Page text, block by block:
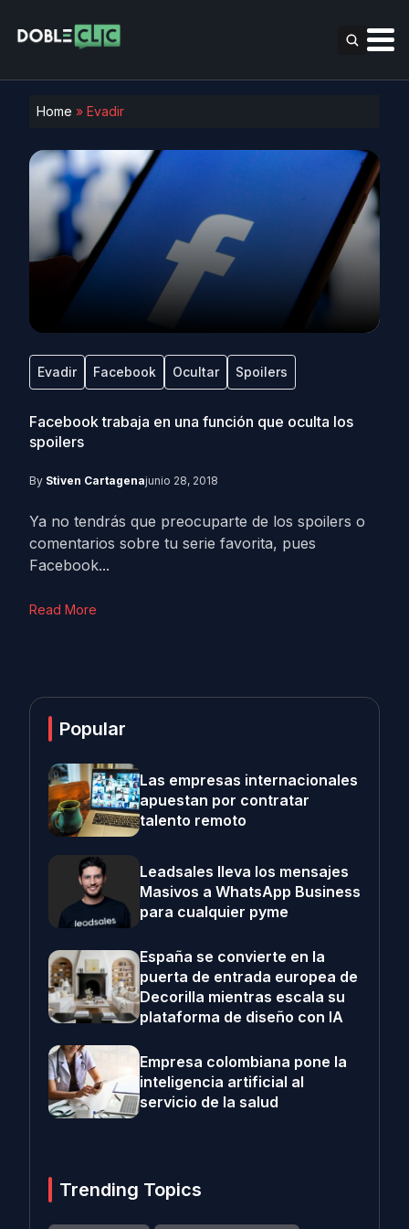
Home » Evadir
Evadir Facebook Ocultar Spoilers
Facebook trabaja en una función que oculta los
spoilers
By Stiven Cartagenajunio 28, 2018
Ya no tendrás que preocuparte de los spoilers o
comentarios sobre tu serie favorita, pues
Facebook...
Read More
Popular
Las empresas internacionales
apuestan por contratar
talento remoto
Leadsales lleva los mensajes
Masivos a WhatsApp Business
para cualquier pyme
España se convierte en la
puerta de entrada europea de
Decorilla mientras escala su
plataforma de diseño con IA
Empresa colombiana pone la
inteligencia artificial al
servicio de la salud
Trending Topics